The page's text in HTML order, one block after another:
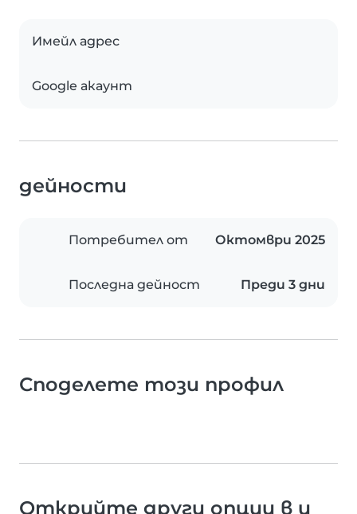
Имейл адрес
Google акаунт
дейности
Потребител от Октомври 2025
Последна дейност Преди 3 дни
Споделете този профил
Открийте други опции в и